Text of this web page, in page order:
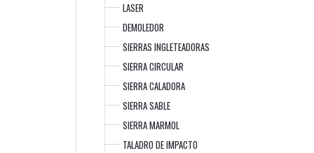
LASER
DEMOLEDOR
SIERRAS INGLETEADORAS
SIERRA CIRCULAR
SIERRA CALADORA
SIERRA SABLE
SIERRA MARMOL
TALADRO DE IMPACTO